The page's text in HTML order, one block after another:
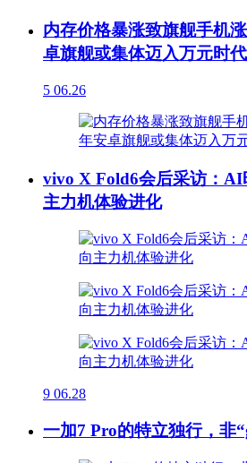
内存价格暴涨致旗舰手机
卓旗舰或集体迈入万元时代
5 06.26
vivo X Fold6会后采访：AI
主力机体验进化
9 06.28
一加7 Pro的特立独行，非